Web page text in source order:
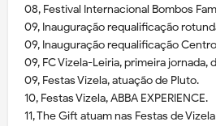
08, Festival Internacional Bombos
09, Inauguração requalificação
09, Inauguração requalificação
09, FC Vizela-Leiria, primeira jornada,
09, Festas Vizela, atuação de Pluto.
10, Festas Vizela, ABBA EXPERIENCE.
11, The Gift atuam nas Festas de